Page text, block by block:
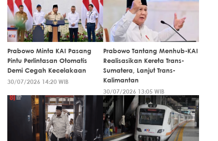
Prabowo Minta KAI Pasang
Pintu Perlintasan Otomatis
Demi Cegah Kecelakaan
30/07/2026 14:20 WIB
Prabowo Tantang Menhub-KAI
Realisasikan Kereta Trans-
Sumatera, Lanjut Trans-
Kalimantan
30/07/2026 13:05 WIB